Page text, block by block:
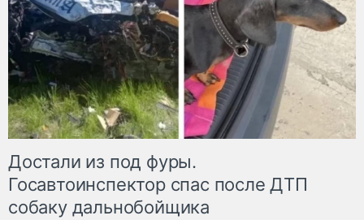
Достали из под фуры.
Госавтоинспектор спас после ДТП
собаку дальнобойщика